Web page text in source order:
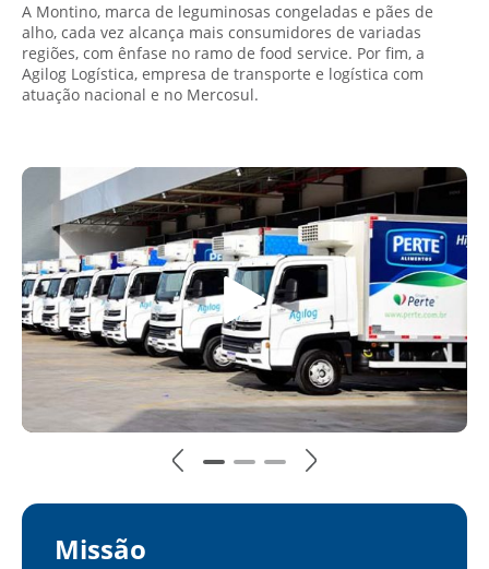
A Montino, marca de leguminosas congeladas e pães de
alho, cada vez alcança mais consumidores de variadas
regiões, com ênfase no ramo de food service. Por fim, a
Agilog Logística, empresa de transporte e logística com
atuação nacional e no Mercosul.
Missão